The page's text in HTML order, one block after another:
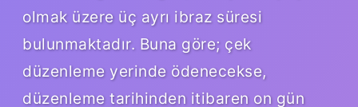
olmak üzere üç ayrı ibraz süresi
bulunmaktadır. Buna göre; çek
düzenleme yerinde ödenecekse,
düzenleme tarihinden itibaren on gün